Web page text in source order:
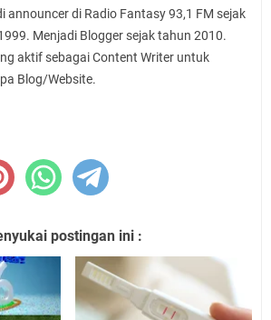
announcer di Radio Fantasy 93,1 FM sejak
Menjadi Blogger sejak tahun 2010.
aktif sebagai Content Writer untuk
Blog/Website.
postingan ini :